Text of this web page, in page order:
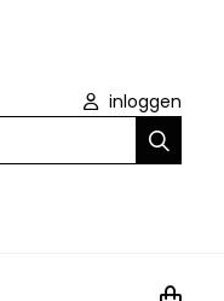
inloggen